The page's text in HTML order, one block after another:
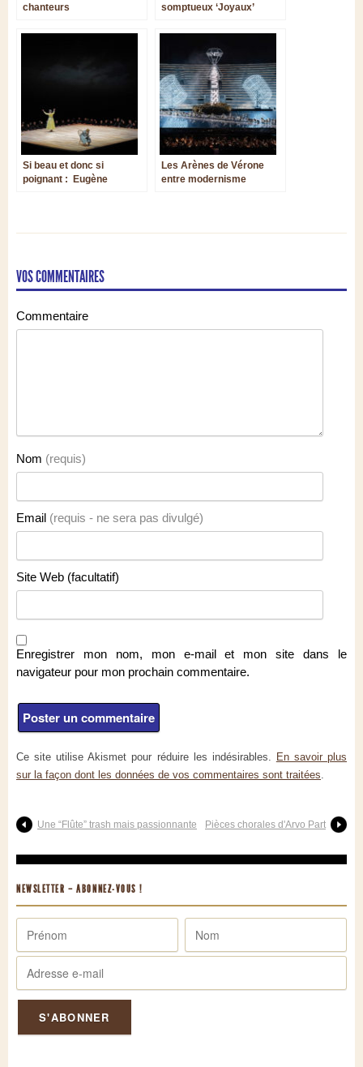
chanteurs
somptueux ‘Joyaux’
Si beau et donc si
poignant : Eugène
Les Arènes de Vérone
entre modernisme
VOS COMMENTAIRES
Commentaire
Nom (requis)
Email (requis - ne sera pas divulgé)
Site Web (facultatif)
Enregistrer mon nom, mon e-mail et mon site dans le
navigateur pour mon prochain commentaire.
Ce site utilise Akismet pour réduire les indésirables. En savoir plus
sur la façon dont les données de vos commentaires sont traitées
Une “Flûte” trash mais passionnante Pièces chorales d'Arvo Part
NEWSLETTER – ABONNEZ-VOUS !